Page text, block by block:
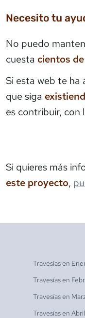
Necesito tu
No puedo
cuesta cientos
Si esta web te ha
que siga
es contribuir, con
Si quieres más
este proyecto,
Travesías en
Travesías en
Travesías en
Travesías en Abril